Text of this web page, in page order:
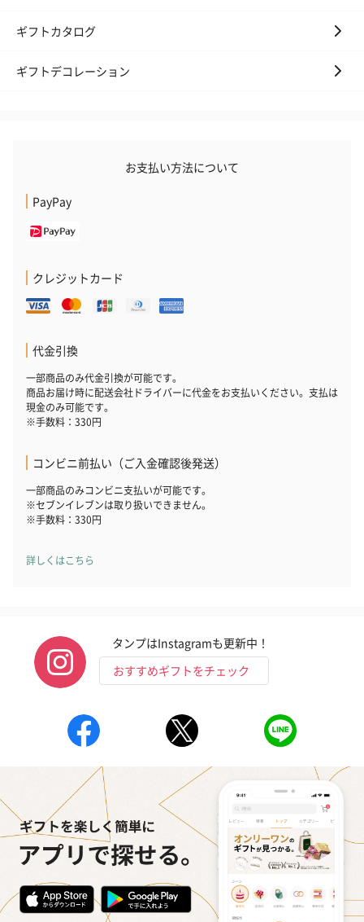
ギフトカタログ
ギフトデコレーション
お支払い方法について
PayPay
クレジットカード
代金引換
一部商品のみ代金引換が可能です。
商品お届け時に配送会社ドライバーに代金をお支払いください。支払は
現金のみ可能です。
※手数料：330円
コンビニ前払い（ご入金確認後発送）
一部商品のみコンビニ支払いが可能です。
※セブンイレブンは取り扱いできません。
※手数料：330円
詳しくはこちら
タンプはInstagramも更新中！
おすすめギフトをチェック